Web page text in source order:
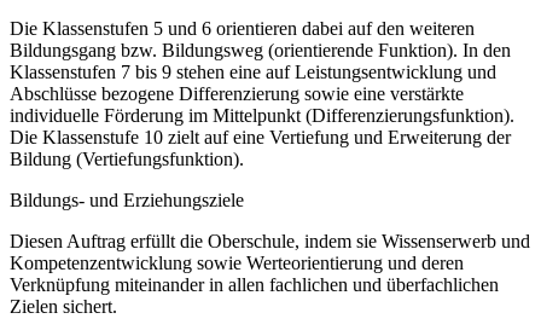
Die Klassenstufen 5 und 6 orientieren dabei auf den weiteren
Bildungsgang bzw. Bildungsweg (orientierende Funktion). In den
Klassenstufen 7 bis 9 stehen eine auf Leistungsentwicklung und
Abschlüsse bezogene Differenzierung sowie eine verstärkte
individuelle Förderung im Mittelpunkt (Differenzierungsfunktion).
Die Klassenstufe 10 zielt auf eine Vertiefung und Erweiterung der
Bildung (Vertiefungsfunktion).
Bildungs- und Erziehungsziele
Diesen Auftrag erfüllt die Oberschule, indem sie Wissenserwerb und
Kompetenzentwicklung sowie Werteorientierung und deren
Verknüpfung miteinander in allen fachlichen und überfachlichen
Zielen sichert.